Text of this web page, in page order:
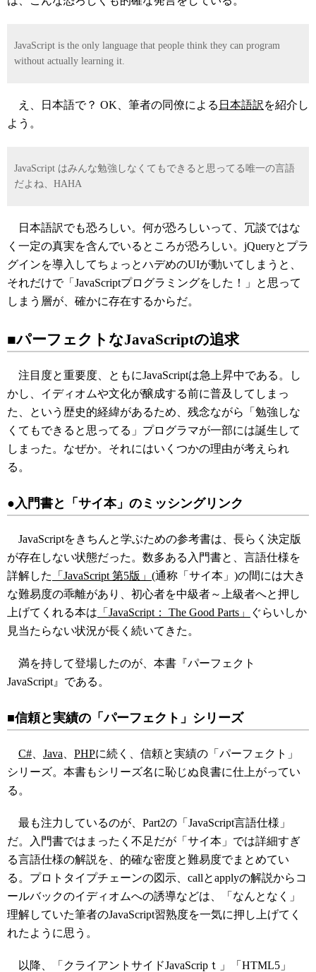
JavaScript is the only language that people think they can program
without actually learning it.
え、日本語で？ OK、筆者の同僚による 日本語訳 を紹介し
よう。
JavaScript はみんな勉強しなくてもできると思ってる唯一の言語
だよね、HAHA
日本語訳でも恐ろしい。何が恐ろしいって、冗談ではな
く一定の真実を含んでいるところが恐ろしい。jQueryとプラ
グインを導入してちょっとハデめのUIが動いてしまうと、
それだけで「JavaScriptプログラミングをした！」と思って
しまう層が、確かに存在するからだ。
■パーフェクトなJavaScriptの追求
注目度と重要度、ともにJavaScriptは急上昇中である。し
かし、イディオムや文化が醸成する前に普及してしまっ
た、という歴史的経緯があるため、残念ながら「勉強しな
くてもできると思ってる」プログラマが一部には誕生して
しまった。なぜか。それにはいくつかの理由が考えられ
る。
●入門書と「サイ本」のミッシングリンク
JavaScriptをきちんと学ぶための参考書は、長らく決定版
が存在しない状態だった。数多ある入門書と、言語仕様を
詳解した
「JavaScript 第5版」 (通称「サイ本」)の間には大き
な難易度の乖離があり、初心者を中級者～上級者へと押し
上げてくれる本は 「JavaScript： The Good Parts」
ぐらいしか
見当たらない状況が長く続いてきた。
満を持して登場したのが、本書『パーフェクト
JavaScript』である。
■信頼と実績の「パーフェクト」シリーズ
C# Java PHPに続く、信頼と実績の「パーフェクト」
シリーズ。本書もシリーズ名に恥じぬ良書に仕上がってい
る。
最も注力しているのが、Part2の「JavaScript言語仕様」
だ。入門書ではまったく不足だが「サイ本」では詳細すぎ
る言語仕様の解説を、的確な密度と難易度でまとめてい
る。プロトタイプチェーンの図示、callとapplyの解説からコ
ールバックのイディオムへの誘導などは、「なんとなく」
理解していた筆者のJavaScript習熟度を一気に押し上げてく
れたように思う。
以降、「クライアントサイドJavaScripｔ」「HTML5」